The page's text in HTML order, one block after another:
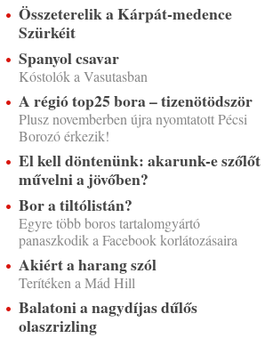
Összeterelik a Kárpát-medence
Szürkéit
Spanyol csavar
Kóstolók a Vasutasban
A régió top25 bora – tizenötödször
Plusz novemberben újra nyomtatott Pécsi
Borozó érkezik!
El kell döntenünk: akarunk-e szőlőt
művelni a jövőben?
Bor a tiltólistán?
Egyre több boros tartalomgyártó
panaszkodik a Facebook korlátozásaira
Akiért a harang szól
Terítéken a Mád Hill
Balatoni a nagydíjas dűlős
olaszrizling